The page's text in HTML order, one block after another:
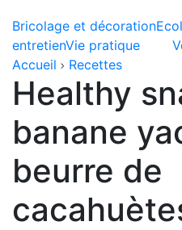
Bricolage et décoration
entretienVie pratique
Accueil
Recettes
Healthy
banane
beurre de